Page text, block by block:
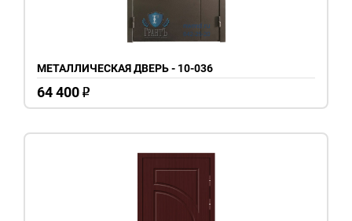
МЕТАЛЛИЧЕСКАЯ ДВЕРЬ - 10-036
64 400 o